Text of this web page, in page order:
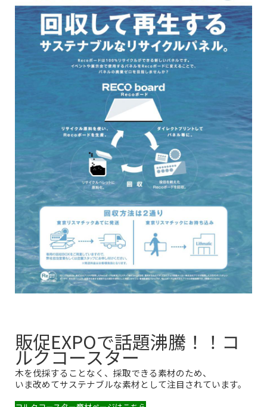
販促EXPOで話題沸騰！！コ
ルクコースター
木を伐採することなく、採取できる素材のため、
いま改めてサステナブルな素材として注目されています。